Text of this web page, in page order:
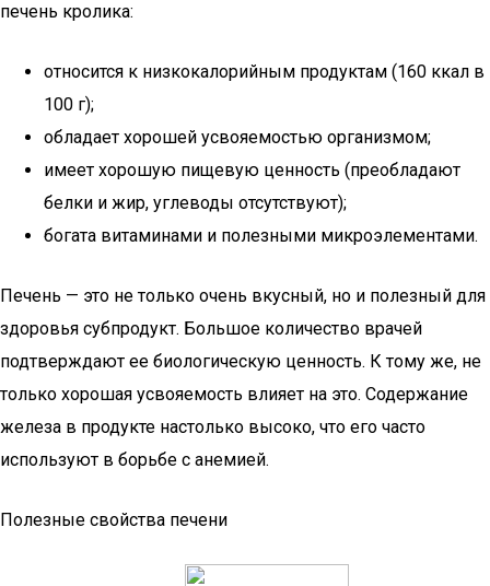
печень кролика:
относится к низкокалорийным продуктам (160 ккал в
100 г);
обладает хорошей усвояемостью организмом;
имеет хорошую пищевую ценность (преобладают
белки и жир, углеводы отсутствуют);
богата витаминами и полезными микроэлементами.
Печень — это не только очень вкусный, но и полезный для
здоровья субпродукт. Большое количество врачей
подтверждают ее биологическую ценность. К тому же, не
только хорошая усвояемость влияет на это. Содержание
железа в продукте настолько высоко, что его часто
используют в борьбе с анемией.
Полезные свойства печени